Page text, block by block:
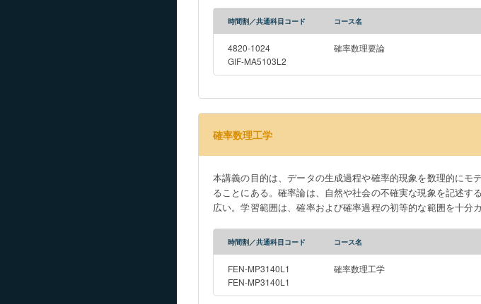
時間割／共通科目コード コース名
4820-1024
GIF-MA5103L2
確率数理要論
確率数理工学
本講義の目的は、データの生成過程や確率的現象を数理的にモ
ることにある。確率論は、自然や社会の不確実な現象を記述
広い。学習範囲は、確率および確率過程の初等的な範囲を十
情報理論・データ解析といった諸分野において確率を用いた議
時間割／共通科目コード コース名
FEN-MP3140L1
FEN-MP3140L1
確率数理工学